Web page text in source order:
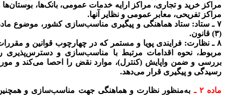
خرید و تجاری، مراکز ارایه خدمات عمومی، بانک‌ها، بوستان‌ها و
تفریحی، معابر عمومی و نظایر آنها.
ستاد هماهنگی و پیگیری مناسب‌سازی کشور، موضوع ماده
فرایندی پویا و مستمر که در چهارچوب قوانین و مقررات
نحوه اقدامات مرتبط با مناسب‌سازی و دسترس‌پذیری را
و ضمن واپایش (کنترل)، موارد نقض را احصا می‌کند و مورد
و پیگیری قرار می‌دهد.
۲ ـ
به‌منظور نظارت و هماهنگی جهت مناسب‌سازی و همچنین